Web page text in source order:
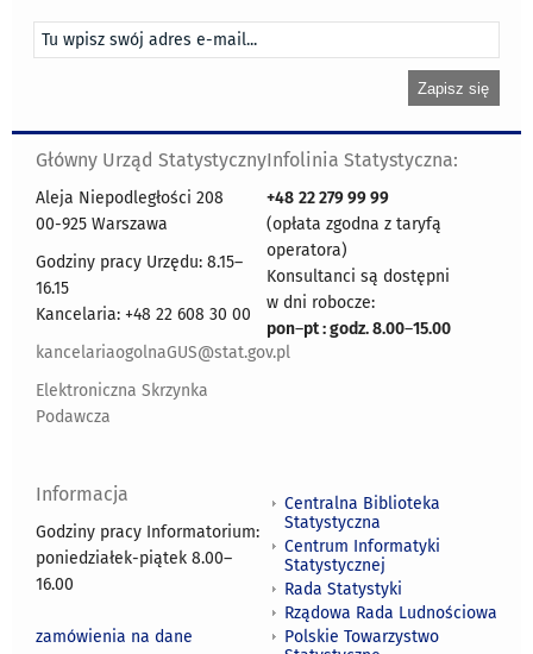
Główny Urząd Statystyczny
Aleja Niepodległości 208
00-925 Warszawa
Godziny pracy Urzędu: 8.15–
16.15
Kancelaria: +48 22 608 30 00
kancelariaogolnaGUS@stat.gov.pl
Elektroniczna Skrzynka
Podawcza
Infolinia Statystyczna:
+48 22 279 99 99
(opłata zgodna z taryfą
operatora)
Konsultanci są dostępni
w dni robocze:
pon–pt : godz. 8.00–15.00
Informacja
Godziny pracy Informatorium:
poniedziałek-piątek 8.00–
16.00
zamówienia na dane
Centralna Biblioteka
Statystyczna
Centrum Informatyki
Statystycznej
Rada Statystyki
Rządowa Rada Ludnościowa
Polskie Towarzystwo